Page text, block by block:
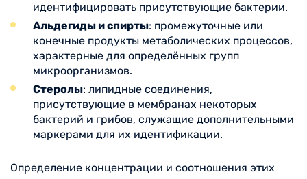
идентифицировать присутствующие бактерии.
Альдегиды и спирты: промежуточные или
конечные продукты метаболических процессов,
характерные для определённых групп
микроорганизмов.
Стеролы: липидные соединения,
присутствующие в мембранах некоторых
бактерий и грибов, служащие дополнительными
маркерами для их идентификации.
Определение концентрации и соотношения этих